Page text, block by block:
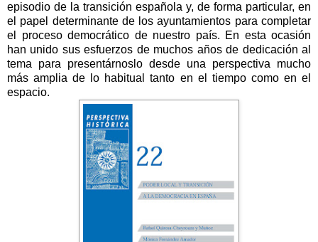
episodio de la transición española y, de forma particular, en
el papel determinante de los ayuntamientos para completar
el proceso democrático de nuestro país. En esta ocasión
han unido sus esfuerzos de muchos años de dedicación al
tema para presentárnoslo desde una perspectiva mucho
más amplia de lo habitual tanto en el tiempo como en el
espacio.